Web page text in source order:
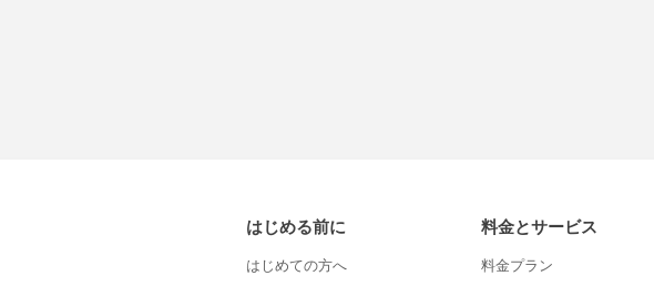
はじめる前に
はじめての方へ
料金とサービス
料金プラン